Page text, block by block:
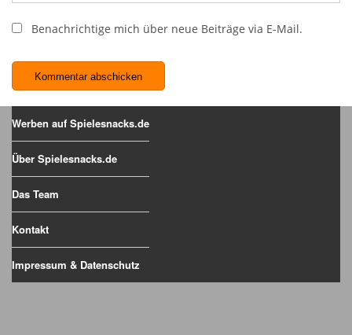
Benachrichtige mich über neue Beiträge via E-Mail.
Werben auf Spielesnacks.de
Über Spielesnacks.de
Das Team
Kontakt
Impressum & Datenschutz